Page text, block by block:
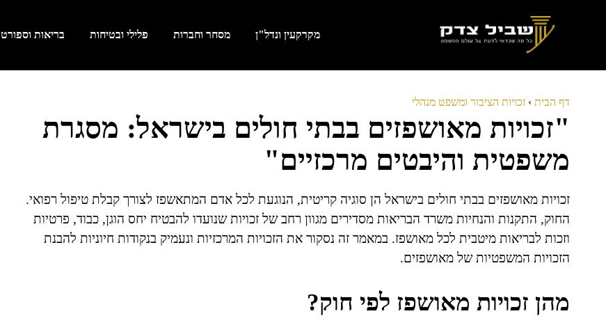
מקרקעין ונדל"ן מסחר וחברות פלילי ובטיחות בריאות וספורט
דף הבית › זכויות הציבור ומשפט מנהלי
"זכויות מאושפזים בבתי חולים בישראל: מסגרת
משפטית והיבטים מרכזיים"
זכויות מאושפזים בבתי חולים בישראל הן סוגיה קריטית, הנוגעת לכל אדם המתאשפז לצורך קבלת טיפול רפואי.
החוק, התקנות והנחיות משרד הבריאות מסדירים מגוון רחב של זכויות שנועדו להבטיח יחס הוגן, כבוד, פרטיות
וזכות לבריאות מיטבית לכל מאושפז. במאמר זה נסקור את הזכויות המרכזיות ונעמיק בנקודות חיוניות להבנת
הזכויות המשפטיות של מאושפזים.
מהן זכויות מאושפז לפי חוק?